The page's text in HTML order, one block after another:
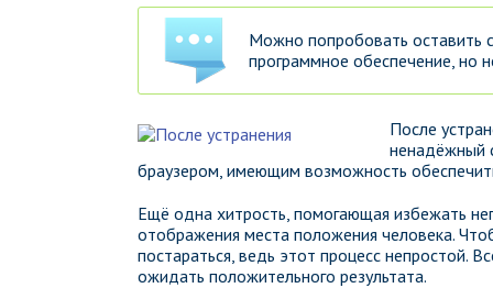
Можно попробовать оставить
программное обеспечение, но
После
ненадёжный
браузером, имеющим возможность
Ещё одна хитрость, помогающая избежать
отображения места положения человека.
постараться, ведь этот процесс непростой.
ожидать положительного результата.